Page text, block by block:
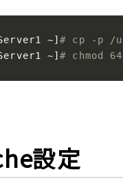
~]# cp -p /
~]# chmod
設定